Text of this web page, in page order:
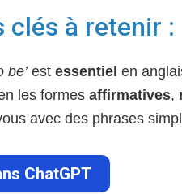
clés à retenir :
be’est essentiel en
les formes affirmatives,
avec des phrases
ChatGPT